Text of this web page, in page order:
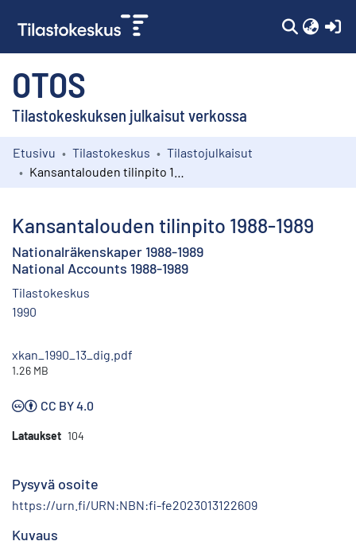
OTOS
Tilastokeskuksen julkaisut verkossa
Kokoelmat
Etusivu Tilastokeskus
Tilastojulkaisut
Kansantalouden tilinpito 1988-1989
Nationalräkenskaper 1988-1989
National Accounts 1988-1989
Tilastokeskus
1990
xkan_1990_13_dig.pdf
1.26 MB
CC BY 4.0
Lataukset 104
Pysyvä osoite
https://urn.fi/URN:NBN:fi-fe2023013122609
Kuvaus